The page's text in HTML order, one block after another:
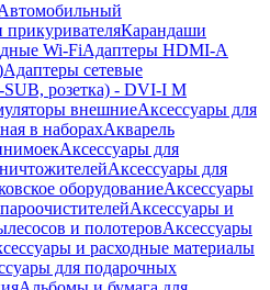
прикуривателяКарандаши
Wi-FiАдаптеры HDMI-A
Адаптеры сетевые
розетка) - DVI-I M
внешниеАксессуары для
в наборахАкварель
Аксессуары для
Аксессуары для
оборудованиеАксессуары
Аксессуары и
и полотеровАксессуары
и расходные материалы
для подарочных